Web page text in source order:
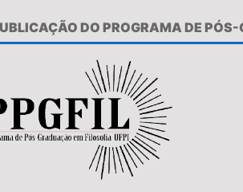
DO PROGRAMA DE